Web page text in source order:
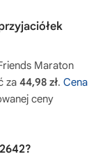
Maraton
za 44,98 zł. Cena
ceny